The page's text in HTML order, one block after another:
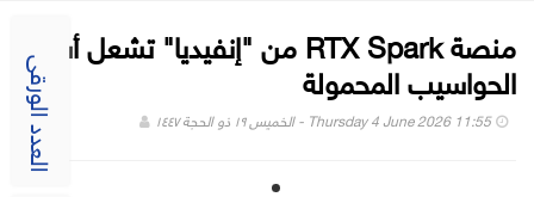
العدد الورقى
منصة RTX Spark من "إنفيديا" تشعل أسعار
الحواسيب المحمولة
Thursday 4 June 2026 11:55 - الخميس ١٩ ذو الحجة ١٤٤٧